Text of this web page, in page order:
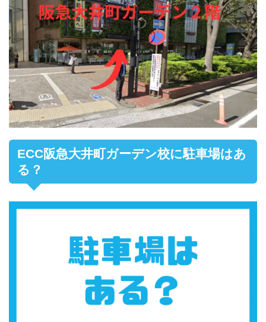
ECC阪急大井町ガーデン校に駐車場はあ
る？